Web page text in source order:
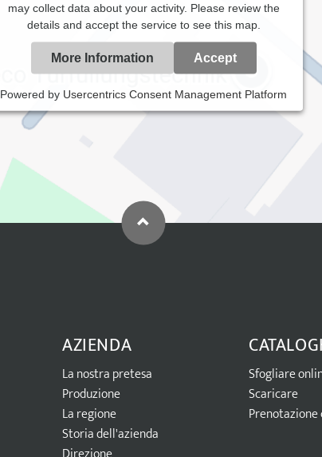
may collect data about your activity. Please review the
details and accept the service to see this map.
More Information Accept
Powered by Usercentrics Consent Management Platform
AZIENDA
La nostra pretesa
Produzione
La regione
Storia dell'azienda
Sfogliare
Scaricare